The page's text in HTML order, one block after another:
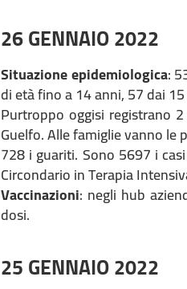
26 GENNAIO 2022
Situazione epidemiologica:
di età fino a 14 anni, 57 dai
Purtroppo oggisi registrano
Guelfo. Alle famiglie vanno le
728 i guariti. Sono 5697 i
Circondario in Terapia
Vaccinazioni: negli hub
dosi.
25 GENNAIO 2022